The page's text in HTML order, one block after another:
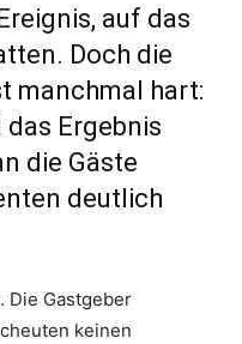
auf das
Doch die
manchmal hart:
das Ergebnis
die Gäste
deutlich
Die Gastgeber
keinen